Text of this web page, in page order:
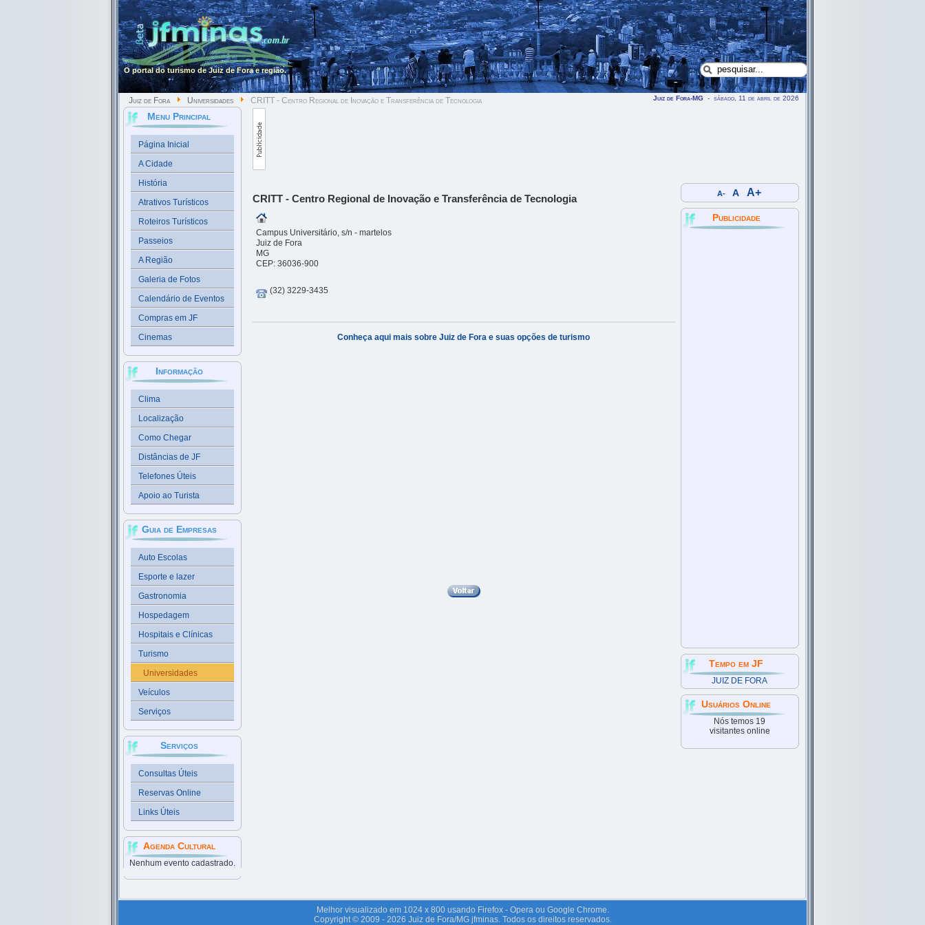
O portal do turismo de Juiz de Fora e região.
Juiz de Fora Universidades CRITT - Centro Regional de Inovação e Transferência de Tecnologia Juiz de Fora-MG - sábado, 11 de abril de 2026
Menu Principal
Página Inicial
A Cidade
História
Atrativos Turísticos
Roteiros Turísticos
Passeios
A Região
Galeria de Fotos
Calendário de Eventos
Compras em JF
Cinemas
Informação
Clima
Localização
Como Chegar
Distâncias de JF
Telefones Úteis
Apoio ao Turista
Guia de Empresas
Auto Escolas
Esporte e lazer
Gastronomia
Hospedagem
Hospitais e Clínicas
Turismo
Universidades
Veículos
Serviços
Serviços
Consultas Úteis
Reservas Online
Links Úteis
Agenda Cultural
Nenhum evento cadastrado.
CRITT - Centro Regional de Inovação e Transferência de Tecnologia
Campus Universitário, s/n - martelos
Juiz de Fora
MG
CEP: 36036-900
(32) 3229-3435
Conheça aqui mais sobre Juiz de Fora e suas opções de turismo
A- A A+
Publicidade
Tempo em JF
JUIZ DE FORA
Usuários Online
Nós temos 19
visitantes online
Melhor visualizado em 1024 x 800 usando Firefox - Opera ou Google Chrome.
Copyright © 2009 - 2026 Juiz de Fora/MG jfminas. Todos os direitos reservados.